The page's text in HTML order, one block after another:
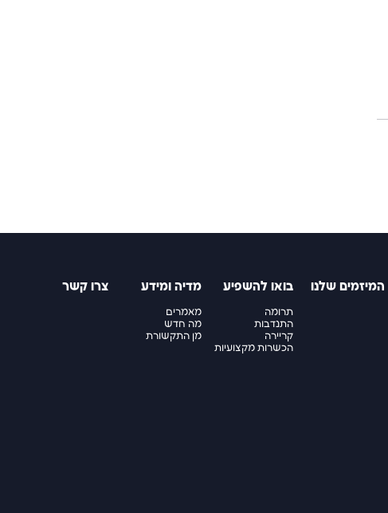
המיזמים שלנו בואו להשפיע
תרומה
התנדבות
קריירה
הכשרות מקצועיות
מדיה ומידע
מאמרים
מה חדש
מן התקשורת
צרו קשר